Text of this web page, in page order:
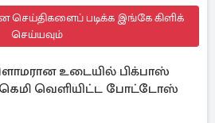
செய்திகளைப் படிக்க இங்கே கிளிக்
செய்யவும்
உடையில் பிக்பாஸ்
கெமி வெளியிட்ட போட்டோஸ்